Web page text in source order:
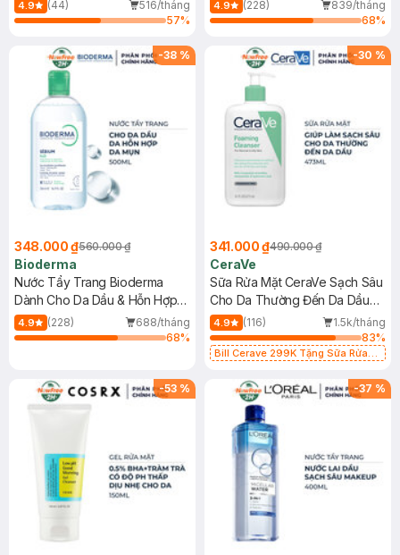
4.9 (44)
516/tháng
57%
4.9 (228)
839/tháng
68%
-38 %
348.000 ₫560.000 ₫
Bioderma
Nước Tẩy Trang Bioderma
Dành Cho Da Dầu & Hỗn Hợp
500ml
4.9 (228)
688/tháng
68%
-30 %
341.000 ₫490.000 ₫
CeraVe
Sữa Rửa Mặt CeraVe Sạch Sâu
Cho Da Thường Đến Da Dầu
473ml
4.9 (116)
1.5k/tháng
83%
Bill Cerave 299K Tặng Sữa Rửa
-53 % -37 %